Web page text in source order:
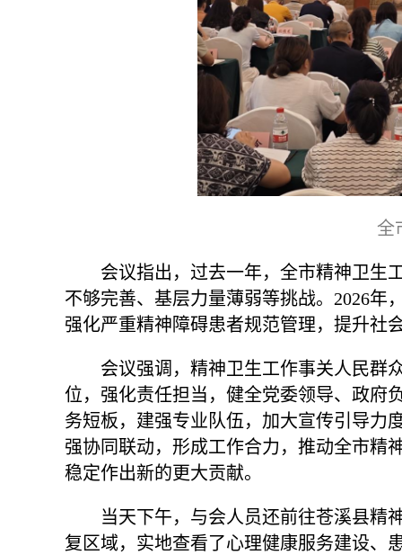
全
会议指出，过去一年，全市精神卫生
不够完善、基层力量薄弱等挑战。2026年
强化严重精神障碍患者规范管理，提升社
会议强调，精神卫生工作事关人民群
位，强化责任担当，健全党委领导、政府
务短板，建强专业队伍，加大宣传引导力
强协同联动，形成工作合力，推动全市精
稳定作出新的更大贡献。
当天下午，与会人员还前往苍溪县精
复区域，实地查看了心理健康服务建设、